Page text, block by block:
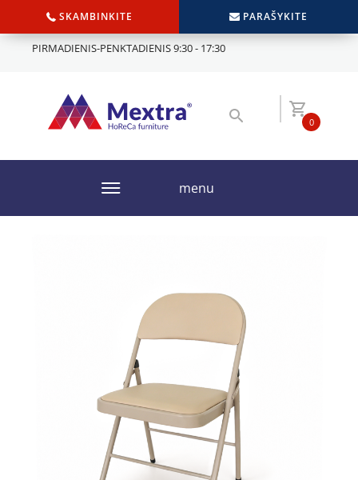
SKAMBINKITE PARAŠYKITE
PIRMADIENIS-PENKTADIENIS 9:30 - 17:30
0
menu